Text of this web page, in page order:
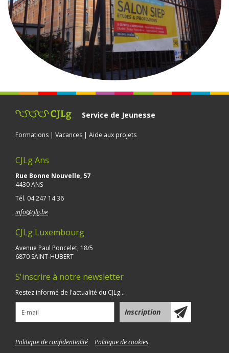
Service de Jeunesse
Formations | Vacances | Aide aux projets
CJLg Ans
Rue Bonne Nouvelle, 57
4430 ANS
Tél. 04 247 14 36
info@cjlg.be
CJLg Luxembourg
Avenue Paul Poncelet, 18/5
6870 SAINT-HUBERT
S'inscrire à notre newsletter
Restez informé de l'actualité du CJLg...
Politique de confidentialité Politique de cookies